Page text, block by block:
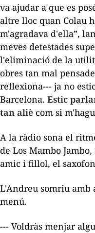
va ajudar a que es
altre lloc quan Colau
m'agradava d'ella”,
meves detestades
l'eliminació de la
obres tan mal
reflexiona--- ja no
Barcelona. Estic
tan aliè com si
A la ràdio sona el
de Los Mambo
amic i fillol, el
L'Andreu somriu amb
menú.
--- Voldràs menjar